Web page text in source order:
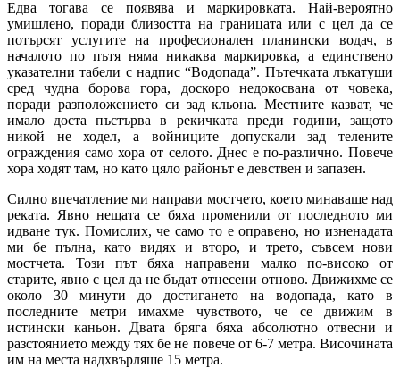
Едва тогава се появява и маркировката. Най-вероятно
умишлено, поради близостта на границата или с цел да се
потърсят услугите на професионален планински водач, в
началото по пътя няма никаква маркировка, а единствено
указателни табели с надпис “Водопада”. Пътечката лъкатуши
сред чудна борова гора, доскоро недокосвана от човека,
поради разположението си зад кльона. Местните казват, че
имало доста пъстърва в рекичката преди години, защото
никой не ходел, а войниците допускали зад телените
ограждения само хора от селото. Днес е по-различно. Повече
хора ходят там, но като цяло районът е девствен и запазен.
Силно впечатление ми направи мостчето, което минаваше над
реката. Явно нещата се бяха променили от последното ми
идване тук. Помислих, че само то е оправено, но изненадата
ми бе пълна, като видях и второ, и трето, съвсем нови
мостчета. Този път бяха направени малко по-високо от
старите, явно с цел да не бъдат отнесени отново. Движихме се
около 30 минути до достигането на водопада, като в
последните метри имахме чувството, че се движим в
истински каньон. Двата бряга бяха абсолютно отвесни и
разстоянието между тях бе не повече от 6-7 метра. Височината
им на места надхвърляше 15 метра.